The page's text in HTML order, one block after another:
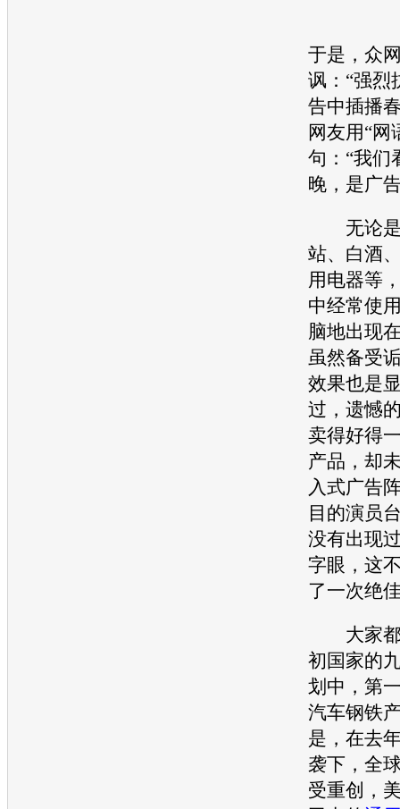
于是，众
讽：“强烈
告中插播
网友用“网
句：“我们
晚，是广
无论是
站、白酒
用电器等
中经常使
脑地出现
虽然备受
效果也是
过，遗憾
卖得好得
产品，却
入式广告
目的演员
没有出现
字眼，这
了一次绝
大家都
初国家的
划中，第
汽车钢铁
是，在去
袭下，全
受重创，